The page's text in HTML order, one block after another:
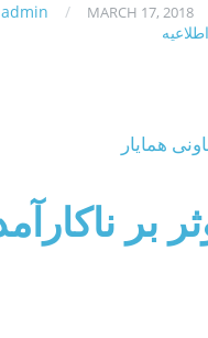
admin / MARCH 17, 2018
اطلاعیه
بر